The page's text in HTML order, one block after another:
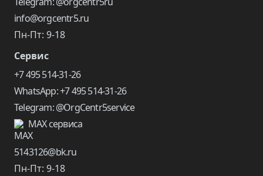
info@orgcentr5.ru
Пн-Пт: 9-18
Сервис
+7 495 514-31-26
WhatsApp: +7 495 514-31-26
Telegram: @OrgCentr5service
MAX сервиса
5143126@bk.ru
Пн-Пт: 9-18